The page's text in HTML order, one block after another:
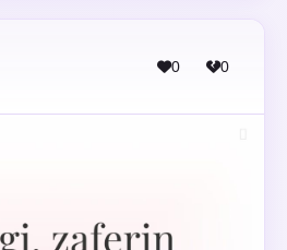
0 0